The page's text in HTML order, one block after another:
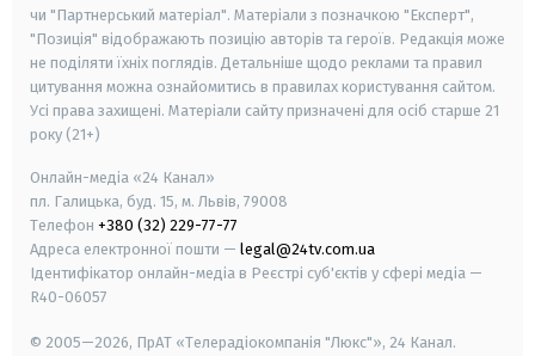
чи "Партнерський матеріал". Матеріали з позначкою "Експерт",
"Позиція" відображають позицію авторів та героїв. Редакція може
не поділяти їхніх поглядів. Детальніше щодо реклами та правил
цитування можна ознайомитись в правилах користування сайтом.
Усі права захищені. Матеріали сайту призначені для осіб старше 21
року (21+)
Онлайн-медіа «24 Канал»
пл. Галицька, буд. 15, м. Львів, 79008
Телефон +380 (32) 229-77-77
Адреса електронної пошти — legal@24tv.com.ua
Ідентифікатор онлайн-медіа в Реєстрі суб'єктів у сфері медіа —
R40-06057
© 2005—2026, ПрАТ «Телерадіокомпанія "Люкс"», 24 Канал.